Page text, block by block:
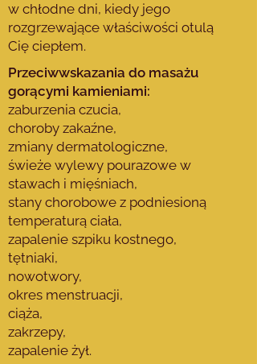
w chłodne dni, kiedy jego
rozgrzewające właściwości otulą
Cię ciepłem.
Przeciwwskazania do masażu
gorącymi kamieniami:
zaburzenia czucia,
choroby zakaźne,
zmiany dermatologiczne,
świeże wylewy pourazowe w
stawach i mięśniach,
stany chorobowe z podniesioną
temperaturą ciała,
zapalenie szpiku kostnego,
tętniaki,
nowotwory,
okres menstruacji,
ciąża,
zakrzepy,
zapalenie żył.